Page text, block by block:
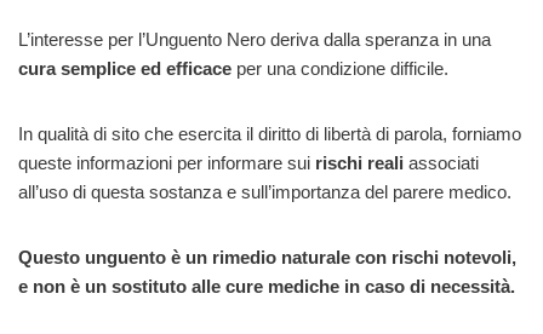
L’interesse per l’Unguento Nero deriva dalla speranza in una
cura semplice ed efficace per una condizione difficile.
In qualità di sito che esercita il diritto di libertà di parola, forniamo
queste informazioni per informare sui rischi reali associati
all’uso di questa sostanza e sull’importanza del parere medico.
Questo unguento è un rimedio naturale con rischi notevoli,
e non è un sostituto alle cure mediche in caso di necessità.